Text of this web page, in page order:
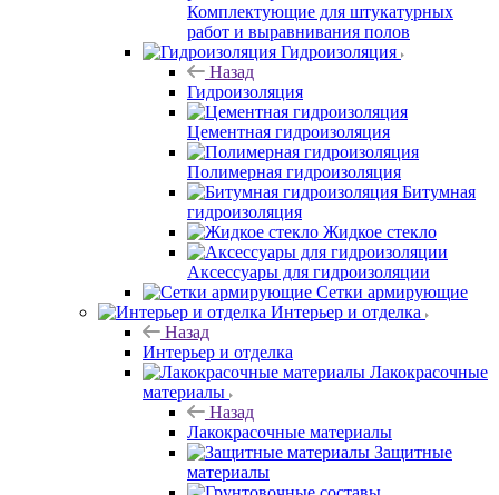
Комплектующие для штукатурных
работ и выравнивания полов
Гидроизоляция
Назад
Гидроизоляция
Цементная гидроизоляция
Полимерная гидроизоляция
Битумная
гидроизоляция
Жидкое стекло
Аксессуары для гидроизоляции
Сетки армирующие
Интерьер и отделка
Назад
Интерьер и отделка
Лакокрасочные
материалы
Назад
Лакокрасочные материалы
Защитные
материалы